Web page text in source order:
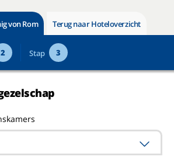
von Rom Terug naar Hoteloverzicht
2 Stap 3